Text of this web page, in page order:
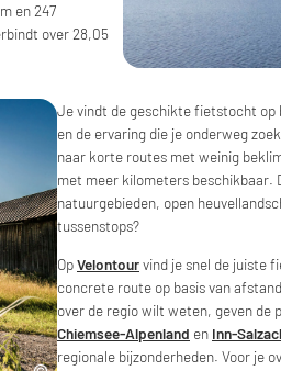
en 247
over 28,05
Je vindt de geschikte fietstocht op
en de ervaring die je onderweg
naar korte routes met weinig
met meer kilometers beschikbaar.
natuurgebieden, open
tussenstops?
OpVelontourvind je snel de juiste
concrete route op basis van
over de regio wilt weten, geven de
Chiemsee-Alpenland en Inn-
regionale bijzonderheden. Voor je